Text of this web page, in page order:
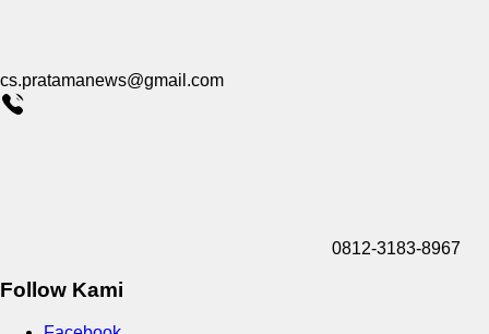
cs.pratamanews@gmail.com
0812-3183-8967
Follow Kami